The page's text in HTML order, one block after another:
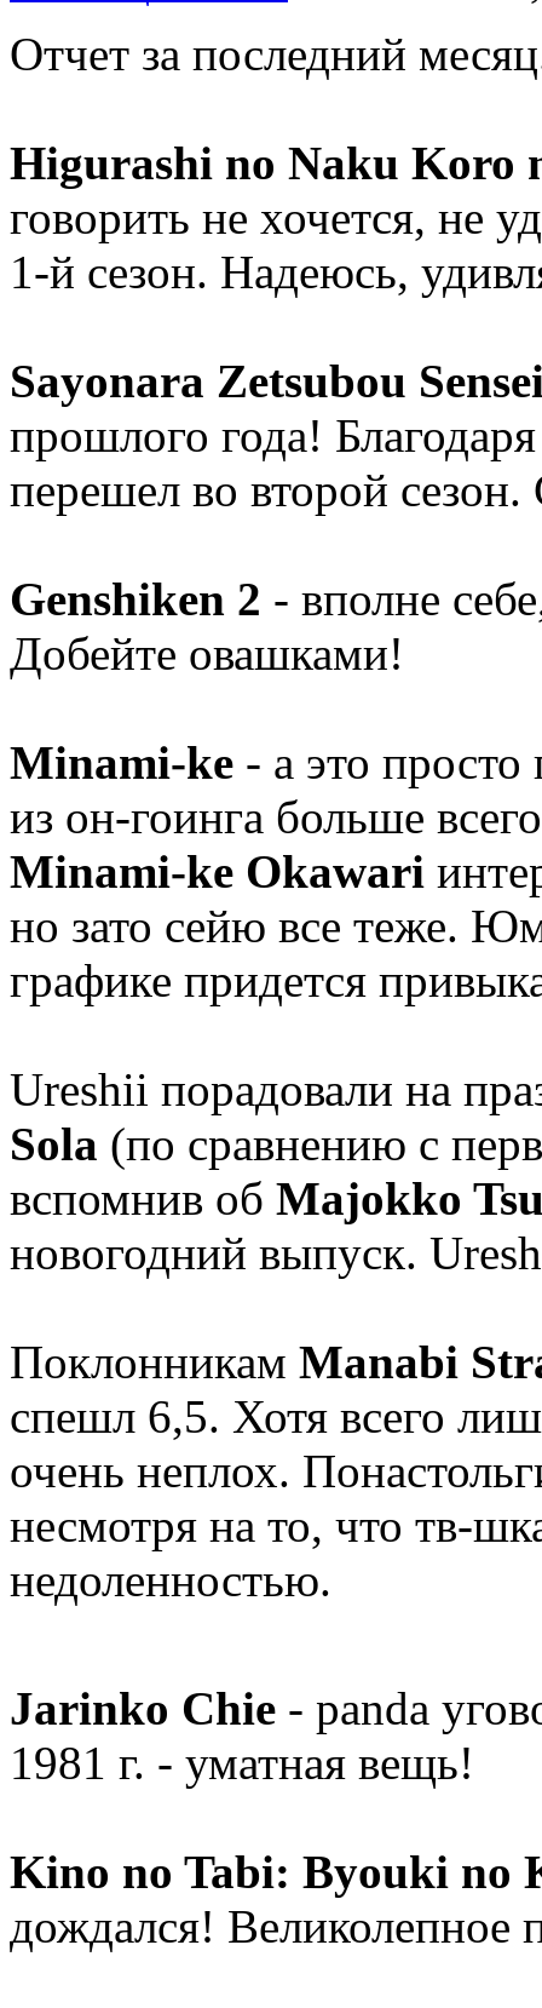
Отчет за последний
Higurashi no Naku Koro
говорить не хочется, не
1-й сезон. Надеюсь,
Sayonara Zetsubou
прошлого года!
перешел во второй
Genshiken 2 - вполне
Добейте овашками!
Minami-ke - а это
из он-гоинга больше
Minami-ke Okawari
но зато сейю все теже.
графике придется
Ureshii порадовали на
Sola (по сравнению с
вспомнив об Majokko
новогодний выпуск.
Поклонникам Manabi
спешл 6,5. Хотя всего
очень неплох.
несмотря на то, что тв-
недоленностью.
Jarinko Chie - panda
1981 г. - уматная вещь!
Kino no Tabi: Byouki no
дождался! Великолепное